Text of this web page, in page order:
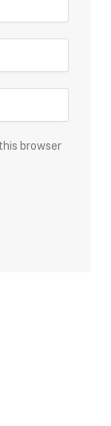
browser